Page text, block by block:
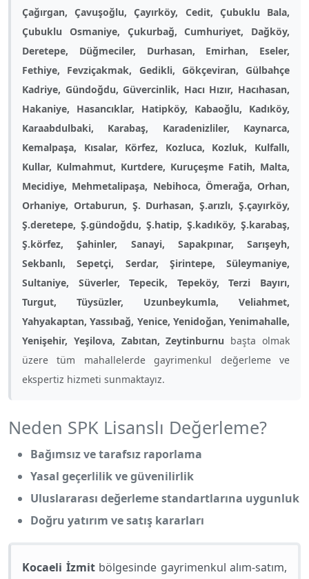
Çağırgan, Çavuşoğlu, Çayırköy, Cedit, Çubuklu Bala,
Çubuklu Osmaniye, Çukurbağ, Cumhuriyet, Dağköy,
Deretepe, Düğmeciler, Durhasan, Emirhan, Eseler,
Fethiye, Fevziçakmak, Gedikli, Gökçeviran, Gülbahçe
Kadriye, Gündoğdu, Güvercinlik, Hacı Hızır, Hacıhasan,
Hakaniye, Hasancıklar, Hatipköy, Kabaoğlu, Kadıköy,
Karaabdulbaki, Karabaş, Karadenizliler, Kaynarca,
Kemalpaşa, Kısalar, Körfez, Kozluca, Kozluk, Kulfallı,
Kullar, Kulmahmut, Kurtdere, Kuruçeşme Fatih, Malta,
Mecidiye, Mehmetalipaşa, Nebihoca, Ömerağa, Orhan,
Orhaniye, Ortaburun, Ş. Durhasan, Ş.arızlı, Ş.çayırköy,
Ş.deretepe, Ş.gündoğdu, Ş.hatip, Ş.kadıköy, Ş.karabaş,
Ş.körfez, Şahinler, Sanayi, Sapakpınar, Sarışeyh,
Sekbanlı, Sepetçi, Serdar, Şirintepe, Süleymaniye,
Sultaniye, Süverler, Tepecik, Tepeköy, Terzi Bayırı,
Turgut, Tüysüzler, Uzunbeykumla, Veliahmet,
Yahyakaptan, Yassıbağ, Yenice, Yenidoğan, Yenimahalle,
Yenişehir, Yeşilova, Zabıtan, Zeytinburnu başta olmak
üzere tüm mahallelerde gayrimenkul değerleme ve
ekspertiz hizmeti sunmaktayız.
Neden SPK Lisanslı Değerleme?
Bağımsız ve tarafsız raporlama
Yasal geçerlilik ve güvenilirlik
Uluslararası değerleme standartlarına uygunluk
Doğru yatırım ve satış kararları
Kocaeli İzmitbölgesinde gayrimenkul alım-satım,